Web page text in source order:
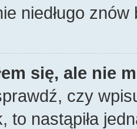
niedługo
się, ale nie
czy
to nastąpiła